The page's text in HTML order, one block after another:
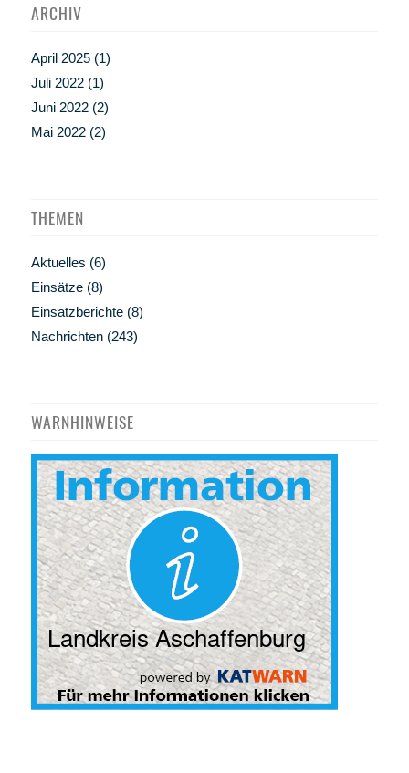
ARCHIV
April 2025(1)
Juli 2022(1)
Juni 2022(2)
Mai 2022(2)
THEMEN
Aktuelles (6)
Einsätze(8)
Einsatzberichte(8)
Nachrichten(243)
WARNHINWEISE